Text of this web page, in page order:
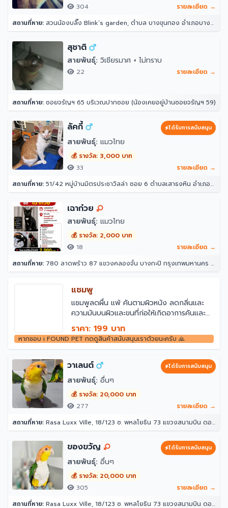
304
รายละเอียด →
สถานที่หาย: สวนน้องบลิ๊ง Blink’s garden, ตำบล บางขุนกอง อำเภอบางกรวย นนทบุรี 11130
สุชาติ
สายพันธุ์: วิเชียรมาศ + ไม่ทราบ
22 รายละเอียด →
สถานที่หาย: ซอยจรัญฯ 65 บริเวณปากซอย (น้องเคยอยู่บ้านซอยจรัญฯ 59)
ลัคกี้ ได้รับการสนับสนุน
สายพันธุ์: แมวไทย
💰 รางวัล: 3,000 บาท
33
รายละเอียด →
สถานที่หาย: 51/42 หมู่บ้านมิตรประชาวิลล่า ซอย 6 ตำบลเสาธงหิน อำเภอบางใหญ่ นนทบุรี 11140
เฉาก๋วย
สายพันธุ์: แมวไทย
💰 รางวัล: 2,000 บาท
18
รายละเอียด →
สถานที่หาย: 780 ลาดพร้าว 87 แขวงคลองจั่น บางกะปิ กรุงเทพมหานคร 10240
แชมพู
แชมพูลดผื่น แพ้ คันตามผิวหนัง ลดกลิ่นและ
ความมันบนผิวและขนที่ก่อให้เกิดอาการคันและ
กลิ่นไม่พึงประสงค์ใช้สารสกัดจากธรรมชาติ ไม่มี
พาราเบน
ราคา: 199 บาท
หากชอบ i FOUND PET กดดูสินค้าสนับสนุนเราด้วยนะครับ 🙏
วาเลนต์ ได้รับการสนับสนุน
สายพันธุ์: อื่นๆ
💰 รางวัล: 20,000 บาท
277
รายละเอียด →
สถานที่หาย: Rasa Luxx Ville, 18/123 ซ. พหลโยธิน 73 แขวงสนามบิน ดอนเมือง กรุงเทพมหานคร 10210
ของขวัญ ได้รับการสนับสนุน
สายพันธุ์: อื่นๆ
💰 รางวัล: 20,000 บาท
305
รายละเอียด →
สถานที่หาย: Rasa Luxx Ville, 18/123 ซ. พหลโยธิน 73 แขวงสนามบิน ดอนเมือง กรุงเทพมหานคร 10210